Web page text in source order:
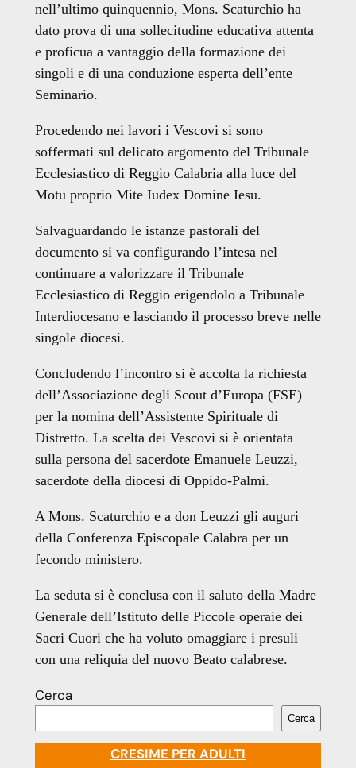
nell’ultimo quinquennio, Mons. Scaturchio ha
dato prova di una sollecitudine educativa attenta
e proficua a vantaggio della formazione dei
singoli e di una conduzione esperta dell’ente
Seminario.
Procedendo nei lavori i Vescovi si sono
soffermati sul delicato argomento del Tribunale
Ecclesiastico di Reggio Calabria alla luce del
Motu proprio Mite Iudex Domine Iesu.
Salvaguardando le istanze pastorali del
documento si va configurando l’intesa nel
continuare a valorizzare il Tribunale
Ecclesiastico di Reggio erigendolo a Tribunale
Interdiocesano e lasciando il processo breve nelle
singole diocesi.
Concludendo l’incontro si è accolta la richiesta
dell’Associazione degli Scout d’Europa (FSE)
per la nomina dell’Assistente Spirituale di
Distretto. La scelta dei Vescovi si è orientata
sulla persona del sacerdote Emanuele Leuzzi,
sacerdote della diocesi di Oppido-Palmi.
A Mons. Scaturchio e a don Leuzzi gli auguri
della Conferenza Episcopale Calabra per un
fecondo ministero.
La seduta si è conclusa con il saluto della Madre
Generale dell’Istituto delle Piccole operaie dei
Sacri Cuori che ha voluto omaggiare i presuli
con una reliquia del nuovo Beato calabrese.
Cerca
Cerca
CRESIME PER ADULTI